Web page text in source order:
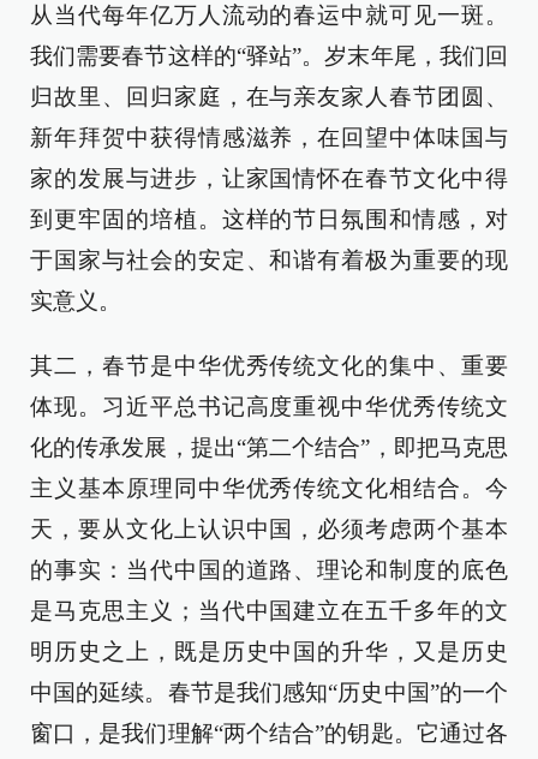
从当代每年亿万人流动的春运中就可见一斑。
我们需要春节这样的“驿站”。岁末年尾，我们回
归故里、回归家庭，在与亲友家人春节团圆、
新年拜贺中获得情感滋养，在回望中体味国与
家的发展与进步，让家国情怀在春节文化中得
到更牢固的培植。这样的节日氛围和情感，对
于国家与社会的安定、和谐有着极为重要的现
实意义。
其二，春节是中华优秀传统文化的集中、重要
体现。习近平总书记高度重视中华优秀传统文
化的传承发展，提出“第二个结合”，即把马克思
主义基本原理同中华优秀传统文化相结合。今
天，要从文化上认识中国，必须考虑两个基本
的事实：当代中国的道路、理论和制度的底色
是马克思主义；当代中国建立在五千多年的文
明历史之上，既是历史中国的升华，又是历史
中国的延续。春节是我们感知“历史中国”的一个
窗口，是我们理解“两个结合”的钥匙。它通过各